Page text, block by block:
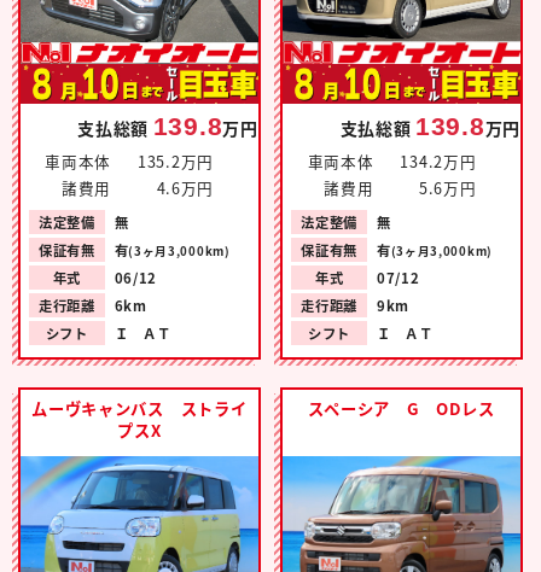
支払総額 139.8万円
車両本体
135.2万円
諸費用
4.6万円
法定整備
無
保証有無
有(3ヶ月3,000km)
年式
06/12
走行距離
6km
シフト
Ｉ ＡＴ
支払総額 139.8万円
車両本体
134.2万円
諸費用
5.6万円
法定整備
無
保証有無
有(3ヶ月3,000km)
年式
07/12
走行距離
9km
シフト
Ｉ ＡＴ
ムーヴキャンバス ストライ
プスX
スペーシア G ODレス